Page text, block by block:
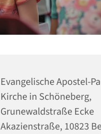
Evangelische Apostel-
Kirche in Schöneberg,
Grunewaldstraße Ecke
Akazienstraße, 10823